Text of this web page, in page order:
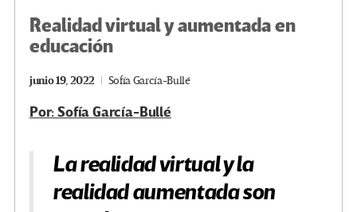
Realidad virtual y aumentada en
educación
junio 19, 2022 Sofía García-Bullé
Por: Sofía García-Bullé
La realidad virtual y la
realidad aumentada son